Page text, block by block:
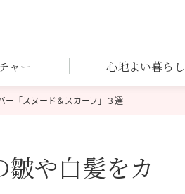
ャー 心地よい暮らし
ー「スヌード＆スカーフ」３選
や白髪をカ